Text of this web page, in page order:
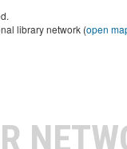
library network (open